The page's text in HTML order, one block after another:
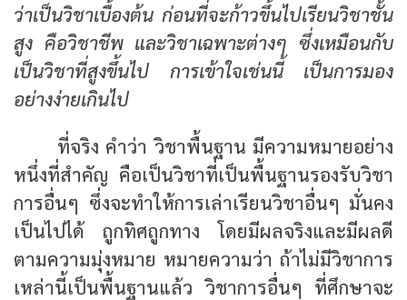
ว่าเป็นวิชาเบื้องต้น ก่อนที่จะก้าวขึ้นไปเรียนวิชาชั้น
สูง คือวิชาชีพ และวิชาเฉพาะต่างๆ ซึ่งเหมือนกับ
เป็นวิชาที่สูงขึ้นไป การเข้าใจเช่นนี้ เป็นการมอง
อย่างง่ายเกินไป
ที่จริง คำว่า วิชาพื้นฐาน มีความหมายอย่าง
หนึ่งที่สำคัญ คือเป็นวิชาที่เป็นพื้นฐานรองรับวิชา
การอื่นๆ ซึ่งจะทำให้การเล่าเรียนวิชาอื่นๆ มั่นคง
เป็นไปได้ ถูกทิศถูกทาง โดยมีผลจริงและมีผลดี
ตามความมุ่งหมาย หมายความว่า ถ้าไม่มีวิชาการ
เหล่านี้เป็นพื้นฐานแล้ว วิชาการอื่นๆ ที่ศึกษาจะ